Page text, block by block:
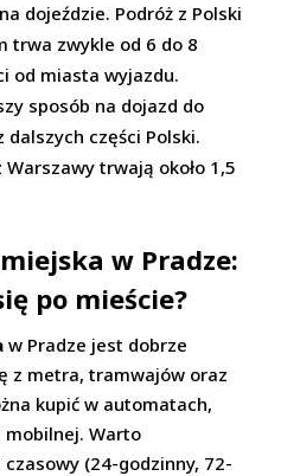
dojeździe. Podróż z Polski
trwa zwykle od 6 do 8
od miasta wyjazdu.
sposób na dojazd do
dalszych części Polski.
trwają około 1,5
w Pradze:
po mieście?
w Pradze jest dobrze
z metra, tramwajów oraz
kupić w automatach,
mobilnej. Warto
(24-godzinny, 72-